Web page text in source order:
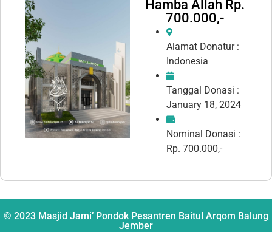
Hamba Allah Rp.
700.000,-
Alamat Donatur :
Indonesia
Tanggal Donasi :
January 18, 2024
Nominal Donasi :
Rp. 700.000,-
© 2023 Masjid Jami’ Pondok Pesantren Baitul Arqom Balung
Jember